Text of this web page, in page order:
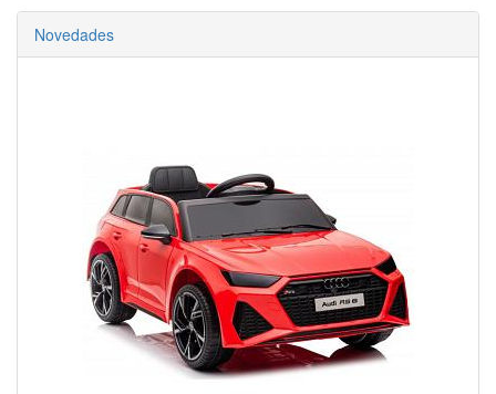
Novedades